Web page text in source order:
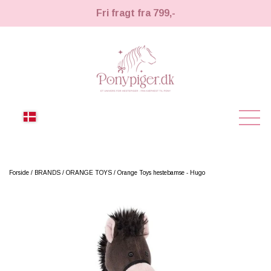
Fri fragt fra 799,-
NYHEDER
KÆPHESTE
STRIGLER & TILBEHØR
LEMIEUX TOY PONY
TIL HESTEPIGER
Forside BRANDS ORANGE TOYS Orange Toys hestebamse - Hugo